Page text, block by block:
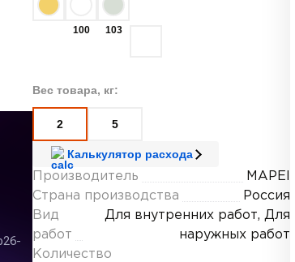
100 103
Вес товара, кг:
2 5
Калькулятор расхода
Производитель
MAPEI
Страна производства
Россия
Вид
работ
Для внутренних работ, Для
наружных работ
Количество